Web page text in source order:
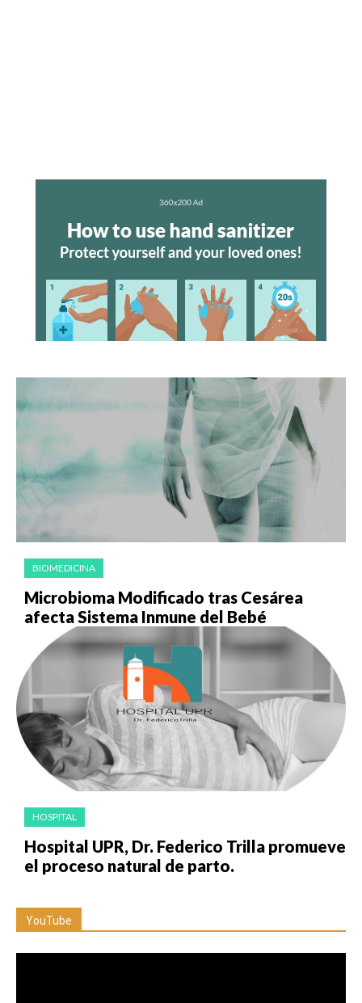
BIOMEDICINA
Microbioma Modificado tras Cesárea
afecta Sistema Inmune del Bebé
HOSPITAL
Hospital UPR, Dr. Federico Trilla promueve
el proceso natural de parto.
YouTube